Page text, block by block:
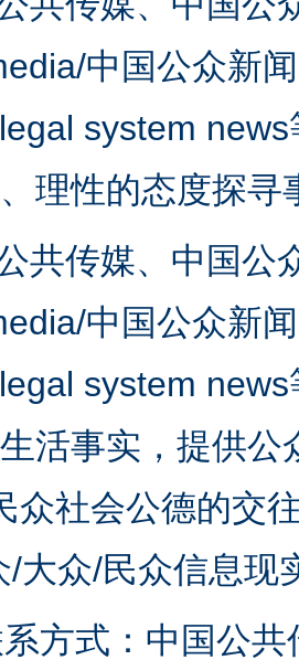
中国公众新
system
理性的态度探寻
共传媒、中国公
中国公众新
system
活事实，提供
众社会公德的交
/大众/民众信息现
方式：中国公共